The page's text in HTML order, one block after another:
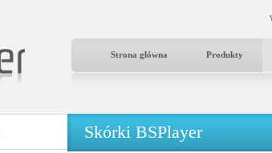
Strona główna Produkty
Skórki BSPlayer